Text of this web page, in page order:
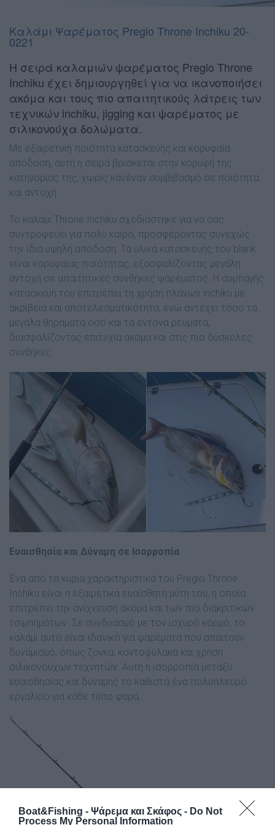
Boat&Fishing - Ψάρεμα και Σκάφος - Do Not
Process My Personal Information
Καλάμι Ψαρέματος Pregio Throne Inchiku 20-
0221
Η σειρά καλαμιών ψαρέματος Pregio Throne
Inchiku έχει δημιουργηθεί για να ικανοποιήσει
ακόμα και τους πιο απαιτητικούς λάτρεις των
τεχνικών inchiku, jigging και ψαρέματος με
σιλικονούχα δολώματα.
Με εξαιρετική ποιότητα κατασκευής και κορυφαία
απόδοση, αυτή η σειρά βρίσκεται στην κορυφή της
κατηγορίας της, χωρίς κανέναν συμβιβασμό σε ποιότητα
και αντοχή.
Το καλάμι Throne Inchiku σχεδιάστηκε για να σας
συντροφεύει για πολύ καιρό, προσφέροντας συνεχώς
την ίδια υψηλή απόδοση. Τα υλικά κατασκευής του blank
είναι κορυφαίας ποιότητας, εξασφαλίζοντας μεγάλη
αντοχή σε απαιτητικές συνθήκες ψαρέματος. Η συμπαγής
κατασκευή του επιτρέπει τη χρήση πλάνων inchiku με
ακρίβεια και αποτελεσματικότητα, ενώ αντέχει τόσο τα
μεγάλα θηράματα όσο και τα έντονα ρεύματα,
διασφαλίζοντας επιτυχία ακόμα και στις πιο δύσκολες
συνθήκες.
Ευαισθησία και Δύναμη σε Ισορροπία
Ένα από τα κύρια χαρακτηριστικά του Pregio Throne
Inchiku είναι η εξαιρετικά ευαίσθητη μύτη του, η οποία
επιτρέπει την ανίχνευση ακόμα και των πιο διακριτικών
τσιμπημάτων. Σε συνδυασμό με τον ισχυρό κορμό, το
καλάμι αυτό είναι ιδανικό για ψαρέματα που απαιτούν
δυναμισμό, όπως ζόγκα, κοντοφύλακα και χρήση
σιλικονούχων τεχνητών. Αυτή η ισορροπία μεταξύ
ευαισθησίας και δύναμης το καθιστά ένα πολύπλευρο
εργαλείο για κάθε τύπο ψαρά.